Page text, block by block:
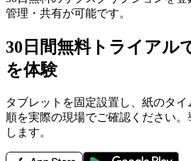
管理・共有が可能です。
30日間無料トライアル
を体験
タブレットを固定設置し、紙のタ
順を実際の現場でご確認ください
します。